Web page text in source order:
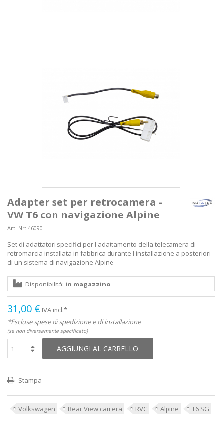
Adapter set per retrocamera -
VW T6 con navigazione Alpine
Art. Nr: 46090
Set di adattatori specifici per l'adattamento della telecamera di
retromarcia installata in fabbrica durante l'installazione a posteriori
di un sistema di navigazione Alpine
Disponibilità: in magazzino
31,00 € IVA incl.*
*Escluse spese di spedizione e di installazione
(se non diversamente specificato)
AGGIUNGI AL CARRELLO
Stampa
Volkswagen Rear View camera RVC Alpine T6 SG